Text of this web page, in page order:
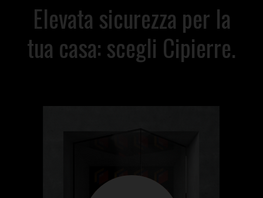
Elevata sicurezza per la
tua casa: scegli Cipierre.